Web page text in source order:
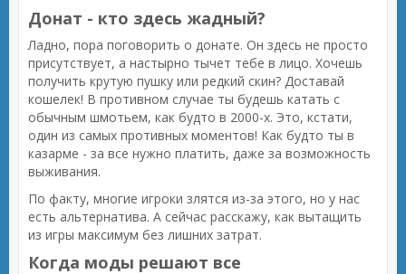
Донат - кто здесь жадный?
Ладно, пора поговорить о донате. Он здесь не просто
присутствует, а настырно тычет тебе в лицо. Хочешь
получить крутую пушку или редкий скин? Доставай
кошелек! В противном случае ты будешь катать с
обычным шмотьем, как будто в 2000-х. Это, кстати,
один из самых противных моментов! Как будто ты в
казарме - за все нужно платить, даже за возможность
выживания.
По факту, многие игроки злятся из-за этого, но у нас
есть альтернатива. А сейчас расскажу, как вытащить
из игры максимум без лишних затрат.
Когда моды решают все